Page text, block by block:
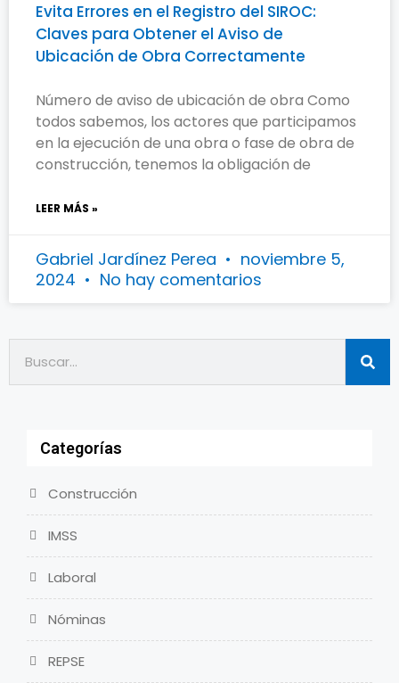
Evita Errores en el Registro del SIROC:
Claves para Obtener el Aviso de
Ubicación de Obra Correctamente
Número de aviso de ubicación de obra Como
todos sabemos, los actores que participamos
en la ejecución de una obra o fase de obra de
construcción, tenemos la obligación de
LEER MÁS »
Gabriel Jardínez Perea
noviembre 5,
2024
No hay comentarios
Categorías
Construcción
IMSS
Laboral
Nóminas
REPSE